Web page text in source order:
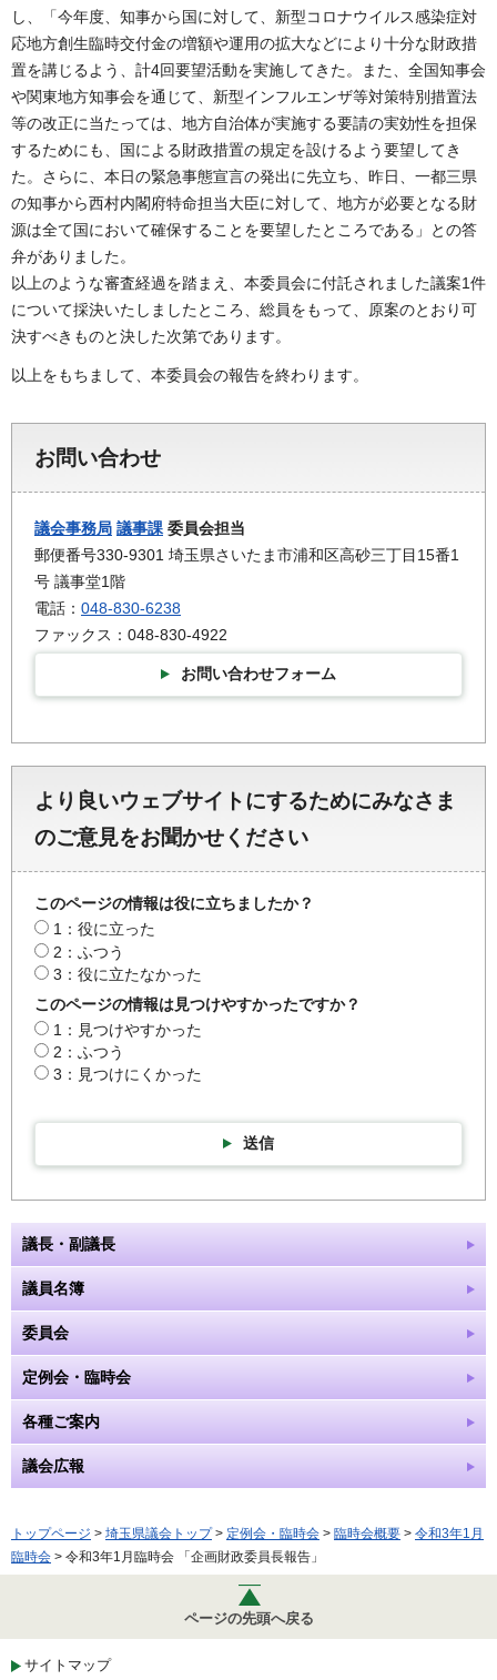
し、「今年度、知事から国に対して、新型コロナウイルス感染症対
応地方創生臨時交付金の増額や運用の拡大などにより十分な財政措
置を講じるよう、計4回要望活動を実施してきた。また、全国知事会
や関東地方知事会を通じて、新型インフルエンザ等対策特別措置法
等の改正に当たっては、地方自治体が実施する要請の実効性を担保
するためにも、国による財政措置の規定を設けるよう要望してき
た。さらに、本日の緊急事態宣言の発出に先立ち、昨日、一都三県
の知事から西村内閣府特命担当大臣に対して、地方が必要となる財
源は全て国において確保することを要望したところである」との答
弁がありました。
以上のような審査経過を踏まえ、本委員会に付託されました議案1件
について採決いたしましたところ、総員をもって、原案のとおり可
決すべきものと決した次第であります。
以上をもちまして、本委員会の報告を終わります。
お問い合わせ
議会事務局 議事課 委員会担当
郵便番号330-9301 埼玉県さいたま市浦和区高砂三丁目15番1
号 議事堂1階
電話： 048-830-6238
ファックス：048-830-4922
お問い合わせフォーム
より良いウェブサイトにするためにみなさま
のご意見をお聞かせください
このページの情報は役に立ちましたか？
1：役に立った
2：ふつう
3：役に立たなかった
このページの情報は見つけやすかったですか？
1：見つけやすかった
2：ふつう
3：見つけにくかった
送信
議長・副議長
議員名簿
委員会
定例会・臨時会
各種ご案内
議会広報
トップページ > 埼玉県議会トップ> 定例会・臨時会 > 臨時会概要 > 令和3年1月
臨時会 > 令和3年1月臨時会 「企画財政委員長報告」
ページの先頭へ戻る
サイトマップ